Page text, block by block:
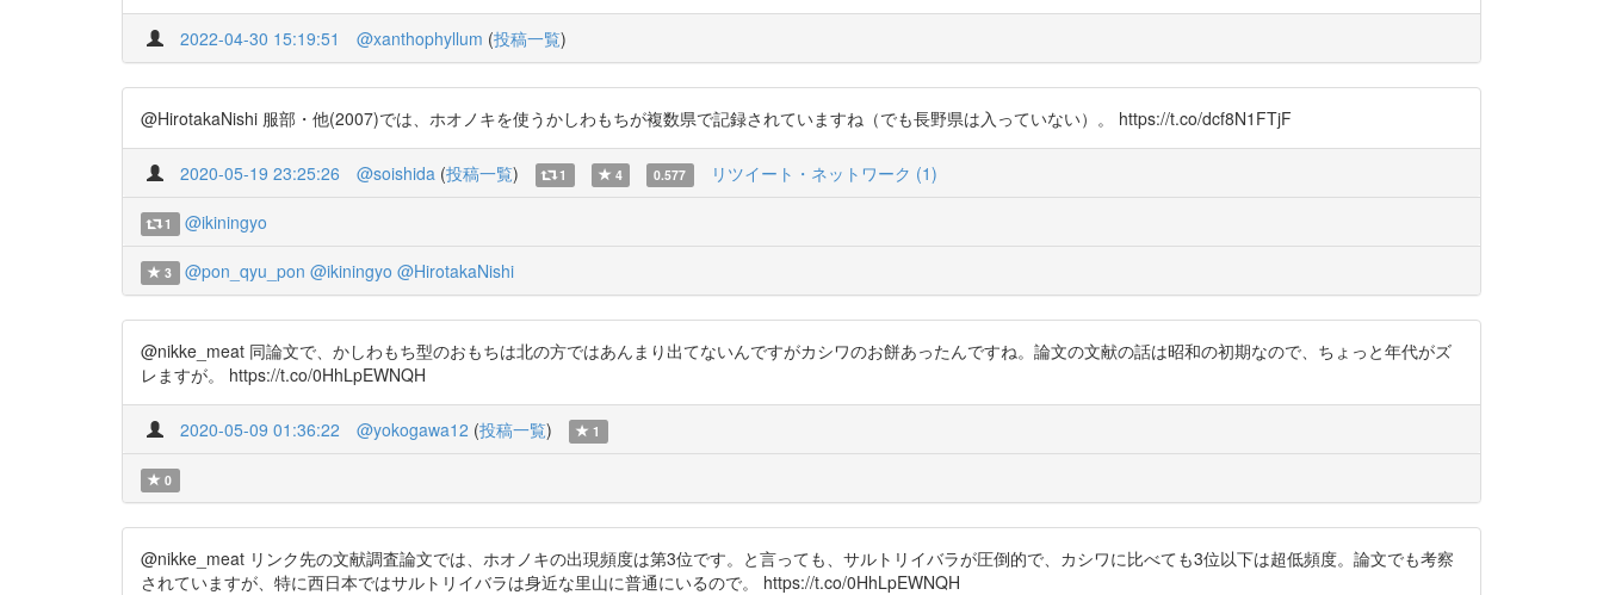
2022-04-30 15:19:51 @xanthophyllum (投稿一覧)
@HirotakaNishi 服部・他(2007)では、ホオノキを使うかしわもちが複数県で記録されていますね（でも長野県は入っていない）。 https://t.co/dcf8N1FTjF
2020-05-19 23:25:26 @soishida (投稿一覧) 1 4 0.577 リツイート・ネットワーク (1)
1 @ikiningyo
3 @pon_qyu_pon @ikiningyo @HirotakaNishi
@nikke_meat 同論文で、かしわもち型のおもちは北の方ではあんまり出てないんですがカシワのお餅あったんですね。論文の文献の話は昭和の初期なので、ちょっと年代がズ
レますが。 https://t.co/0HhLpEWNQH
2020-05-09 01:36:22 @yokogawa12 (投稿一覧) 1
0
@nikke_meat リンク先の文献調査論文では、ホオノキの出現頻度は第3位です。と言っても、サルトリイバラが圧倒的で、カシワに比べても3位以下は超低頻度。論文でも考察
されていますが、特に西日本ではサルトリイバラは身近な里山に普通にいるので。 https://t.co/0HhLpEWNQH